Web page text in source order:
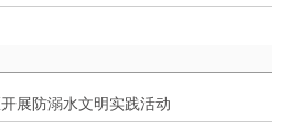
展防溺水文明实践活动